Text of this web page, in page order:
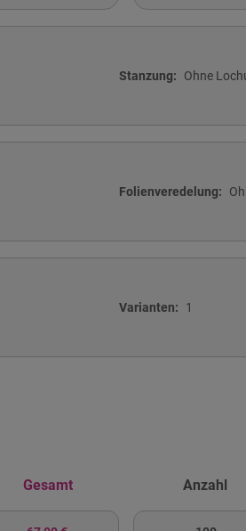
Stanzung Ohne
Folienveredelung
Varianten 1
Gesamt Anzahl